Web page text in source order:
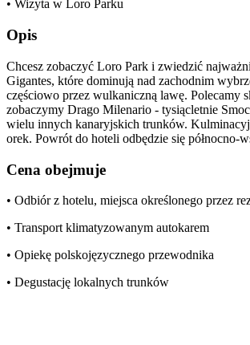
• Wizyta w Loro Parku
Opis
Chcesz zobaczyć Loro Park i zwiedzić
Gigantes, które dominują nad zachodnim
częściowo przez wulkaniczną lawę. Polecamy
zobaczymy Drago Milenario - tysiącletnie
wielu innych kanaryjskich trunków.
orek. Powrót do hoteli odbędzie się północno-
Cena obejmuje
• Odbiór z hotelu, miejsca określonego przez
• Transport klimatyzowanym autokarem
• Opiekę polskojęzycznego przewodnika
• Degustację lokalnych trunków